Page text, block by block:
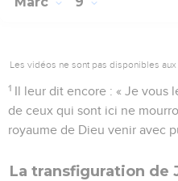
Les vidéos ne sont pas disponibles aux
1 Il leur dit encore : « Je vous
de ceux qui sont ici ne
royaume de Dieu venir avec
La transfiguration de